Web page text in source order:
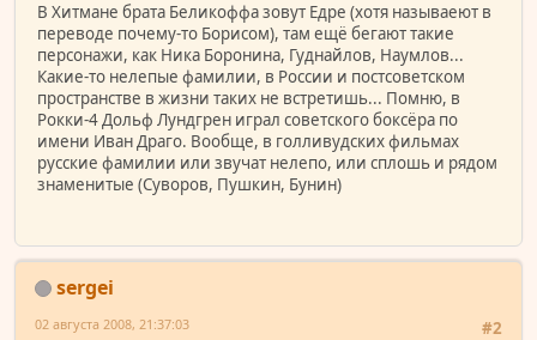
В Хитмане брата Беликоффа зовут Едре (хотя называеют в
переводе почему-то Борисом), там ещё бегают такие
персонажи, как Ника Боронина, Гуднайлов, Наумлов...
Какие-то нелепые фамилии, в России и постсоветском
пространстве в жизни таких не встретишь... Помню, в
Рокки-4 Дольф Лундгрен играл советского боксёра по
имени Иван Драго. Вообще, в голливудских фильмах
русские фамилии или звучат нелепо, или сплошь и рядом
знаменитые (Суворов, Пушкин, Бунин)
sergei
#2
02 августа 2008, 21:37:03